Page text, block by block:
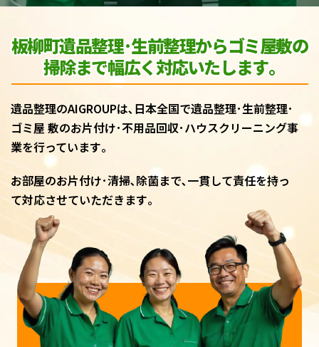
板柳町遺品整理･生前整理からゴミ屋敷の
掃除まで幅広く対応いたします｡
遺品整理のAIGROUPは､日本全国で遺品整理･生前整理･
ゴミ屋 敷のお片付け･不用品回収･ハウスクリーニング事
業を行っています｡
お部屋のお片付け･清掃､除菌まで､一貫して責任を持っ
て対応させていただきます｡